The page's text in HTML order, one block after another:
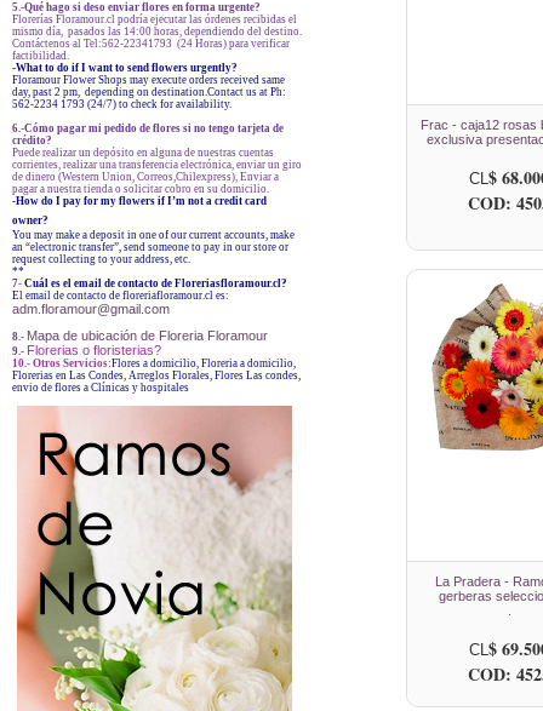
5.-Qué hago si deso enviar flores en forma urgente?
Florerías Floramour.cl podría ejecutar las órdenes recibidas el
mismo día, pasados las 14:00 horas, dependiendo del destino.
Contáctenos al Tel:562-22341793 (24 Horas) para verificar
factibilidad.
-What to do if I want to send flowers urgently?
Floramour Flower Shops may execute orders received same
day, past 2 pm, depending on destination.Contact us at Ph:
562-2234 1793 (24/7) to check for availability.
6.-Cómo pagar mi pedido de flores si no tengo tarjeta de
crédito?
Puede realizar un depósito en alguna de nuestras cuentas
corrientes, realizar una transferencia electrónica, enviar un giro
de dinero (Western Union, Correos,Chilexpress), Enviar a
pagar a nuestra tienda o solicitar cobro en su domicilio.
-How do I pay for my flowers if I’m not a credit card
owner?
You may make a deposit in one of our current accounts, make
an “electronic transfer”, send someone to pay in our store or
request collecting to your address, etc.
**
7- Cuál es el email de contacto de Floreriasfloramour.cl?
El email de contacto de floreriafloramour.cl es:
adm.floramour@gmail.com
8.- Mapa de ubicación de Floreria Floramour
9.- Florerias o floristerias?
10.- Otros Servicios:Flores a domicilio, Floreria a domicilio,
Florerias en Las Condes, Arreglos Florales, Flores Las condes,
envio de flores a Clínicas y hospitales
Frac - caja12 rosas
exclusiva
CL$
COD:
La Pradera -
gerberas
CL$
COD: